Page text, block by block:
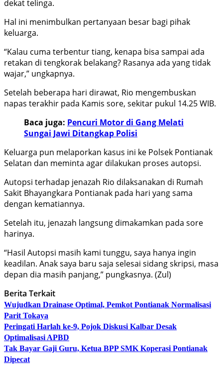
dekat telinga.
Hal ini menimbulkan pertanyaan besar bagi pihak
keluarga.
“Kalau cuma terbentur tiang, kenapa bisa sampai ada
retakan di tengkorak belakang? Rasanya ada yang tidak
wajar,” ungkapnya.
Setelah beberapa hari dirawat, Rio mengembuskan
napas terakhir pada Kamis sore, sekitar pukul 14.25 WIB.
Baca juga: Pencuri Motor di Gang Melati
Sungai Jawi Ditangkap Polisi
Keluarga pun melaporkan kasus ini ke Polsek Pontianak
Selatan dan meminta agar dilakukan proses autopsi.
Autopsi terhadap jenazah Rio dilaksanakan di Rumah
Sakit Bhayangkara Pontianak pada hari yang sama
dengan kematiannya.
Setelah itu, jenazah langsung dimakamkan pada sore
harinya.
“Hasil Autopsi masih kami tunggu, saya hanya ingin
keadilan. Anak saya baru saja selesai sidang skripsi, masa
depan dia masih panjang,” pungkasnya. (Zul)
Berita Terkait
Wujudkan Drainase Optimal, Pemkot Pontianak Normalisasi
Parit Tokaya
Peringati Harlah ke-9, Pojok Diskusi Kalbar Desak
Optimalisasi APBD
Tak Bayar Gaji Guru, Ketua BPP SMK Koperasi Pontianak
Dipecat